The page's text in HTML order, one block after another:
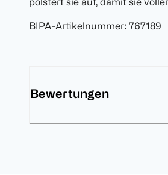
BIPA-Artikelnummer: 767189
Bewertungen